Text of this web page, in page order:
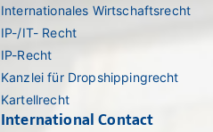
Internationales Wirtschaftsrecht
IP-/IT- Recht
IP-Recht
Kanzlei für Dropshippingrecht
Kartellrecht
International Contact